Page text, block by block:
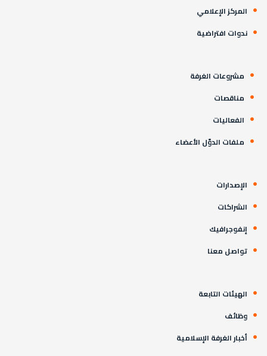
المركز الإعلامي
ندوات افتراضية
مشروعات الغرفة
مناقصات
الفعاليات
ملفات الدوّل الأعضاء
الإصدارات
الشراكات
إنفوجرافيك
تواصل معنا
الهيئات التابعة
وظائف
أخبار الغرفة الإسلامية